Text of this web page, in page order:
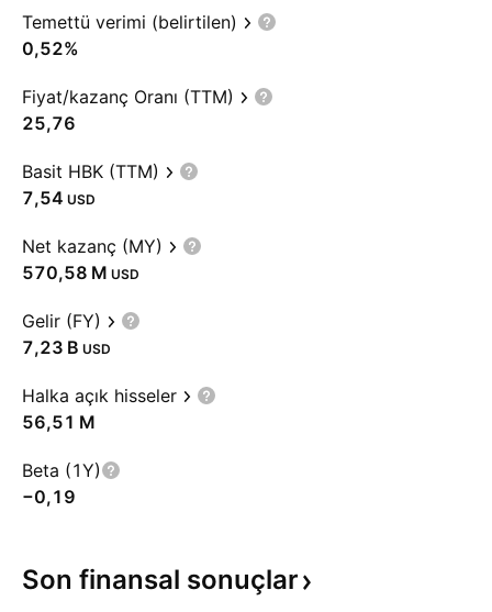
Temettü verimi (belirtilen)
0,52%
Fiyat/kazanç Oranı (TTM)
25,76
Basit HBK (TTM)
7,54 USD
Net kazanç (MY)
‪570,58 M‬ USD
Gelir (FY)
‪7,23 B‬ USD
Halka açık hisseler
‪56,51 M‬
Beta (1Y)
−0,19
Son finansal sonuçlar